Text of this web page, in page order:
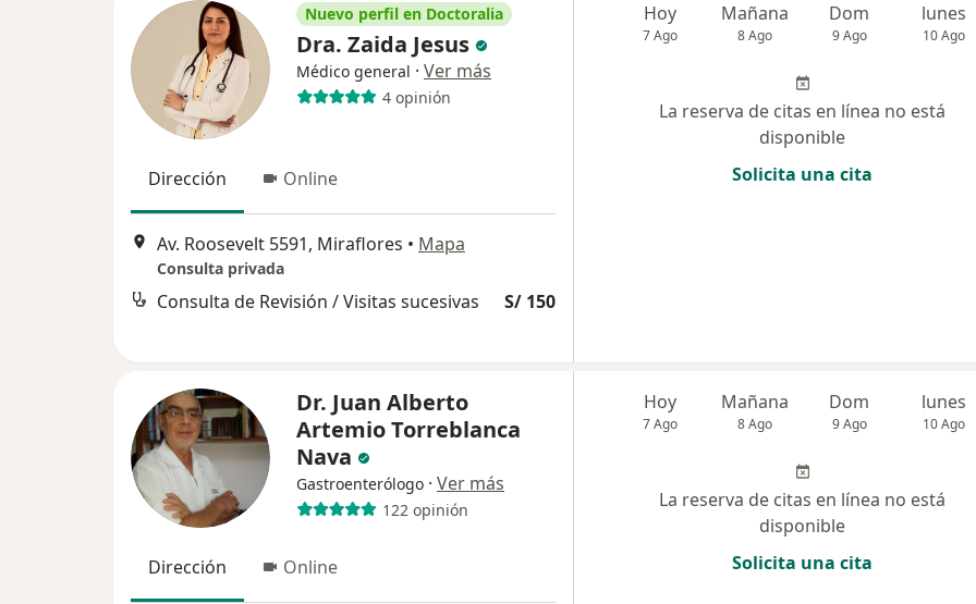
Nuevo perfil en Doctoralia
Dra. Zaida Jesus
Médico general · Ver más
4 opinión
Dirección Online
Av. Roosevelt 5591, Miraflores • Mapa
Consulta privada
Consulta de Revisión / Visitas sucesivas S/ 150
Hoy
7 Ago
Mañana
8 Ago
Dom
9 Ago
lunes
10 Ago
La reserva de citas en línea no está
disponible
Solicita una cita
Dr. Juan Alberto
Artemio Torreblanca
Nava
Gastroenterólogo · Ver más
122 opinión
Dirección Online
Hoy
7 Ago
Mañana
8 Ago
Dom
9 Ago
lunes
10 Ago
La reserva de citas en línea no está
disponible
Solicita una cita